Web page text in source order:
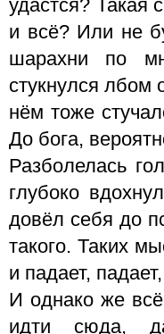
удастся?
и всё? Или не
шарахни по
стукнулся лбом
нём тоже
До бога,
Разболелась
глубоко
довёл себя до
такого. Таких
и падает,
И однако же
идти сюда,